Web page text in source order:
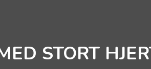
STORT